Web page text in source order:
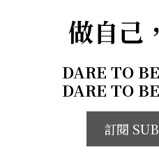
做自己
DARE TO
DARE TO
訂閱